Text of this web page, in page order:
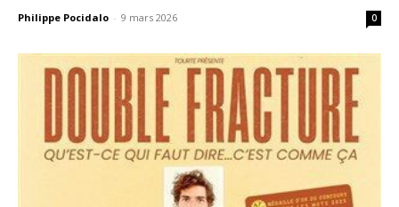
Philippe Pocidalo - 9 mars 2026 0